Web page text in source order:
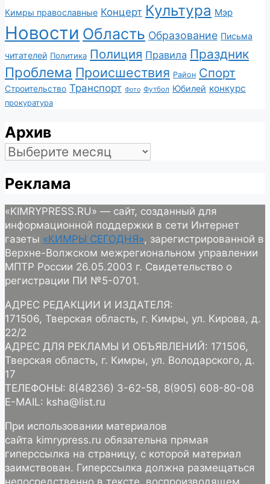
Кимры православные Концерт Культура Мэр
Новости Область Образование Письма
читателей Политика Полиция Правила Праздник
Проблема Происшествия Район Спорт
Строительство Транспорт Фото Футбол Юбилей конкурс
прокуратура
Архив
Архив
Реклама
«KIMRYPRESS.RU» — сайт, созданный для
информационной поддержки в сети Интернет
газеты «КИМРЫ СЕГОДНЯ», зарегистрированной в
Верхне-Волжском межрегиональном управлении
МПТР России 26.05.2003 г. Свидетельство о
регистрации ПИ №5-0701.
АДРЕС РЕДАКЦИИ И ИЗДАТЕЛЯ:
171506, Тверская область, г. Кимры, ул. Кирова, д.
22/2
АДРЕС ДЛЯ РЕКЛАМЫ И ОБЪЯВЛЕНИЙ: 171506,
Тверская область, г. Кимры, ул. Володарского, д.
17
ТЕЛЕФОНЫ: 8(48236) 3-62-58, 8(905) 608-80-08
E-MAIL: ksha@list.ru
При использовании материалов
сайта kimrypress.ru обязательна прямая
гиперссылка на страницу, с которой материал
заимствован. Гиперссылка должна размещаться
непосредственно в тексте, воспроизводящем